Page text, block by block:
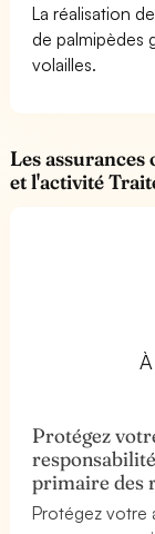
La réalisation
de palmipèdes
volailles.
Les
et l'activité
Protégez
primaire des
Protégez votre